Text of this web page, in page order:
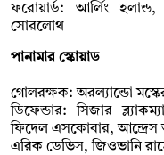
ফরোয়ার্ড: আর্লিং হলান্ড,
সোরলোথ
পানামার স্কোয়াড
গোলরক্ষক: অরল্যান্ডো
ডিফেন্ডার: সিজার
ফিদেল এসকোবার, আন্দ্রেস
এরিক ডেভিস, জিওভানি